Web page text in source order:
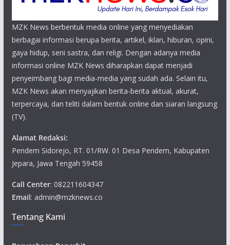
MZK News berbentuk media online yang menyediakan
berbagai informasi berupa berita, artikel, iklan, hiburan, opini,
gaya hidup, seni sastra, dan religi. Dengan adanya media
informasi online MZK News diharapkan dapat menjadi
penyeimbang bagi media-media yang sudah ada. Selain itu,
MZK News akan menyajikan berita-berita aktual, akurat,
terpercaya, dan teliti dalam bentuk online dan siaran langsung
(TV).
Alamat Redaksi:
Pendem Sidorejo, RT. 01/RW. 01 Desa Pendem, Kabupaten
Jepara, Jawa Tengah 59458
Call Center: 082211604347
Email: admin@mzknews.co
Tentang Kami